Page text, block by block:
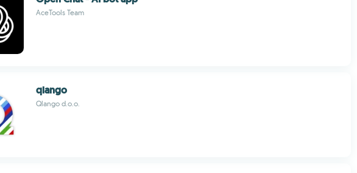
AceTools Team
qlango
Qlango d.o.o.